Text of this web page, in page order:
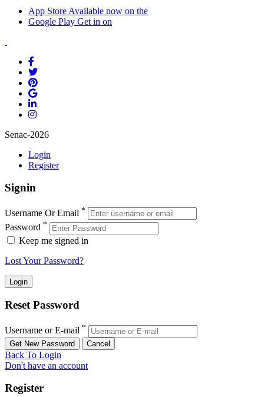
App Store Available now on the
Google Play Get in on
Senac-2026
Login
Register
Signin
Username Or Email *
Password *
Keep me signed in
Lost Your Password?
Reset Password
Username or E-mail *
Back To Login
Don't have an account
Register